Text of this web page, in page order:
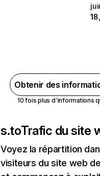
Obtenir des
10 fois plus d'informations
s.toTrafic du site
Voyez la répartition
visiteurs du site web